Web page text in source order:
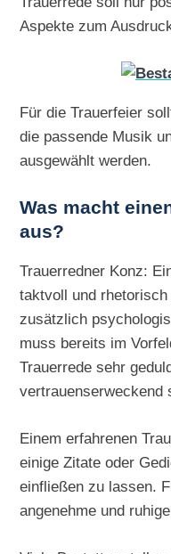
Aspekte zum
Für die Trauerfeier
die passende Musik
ausgewählt werden.
Was macht
aus?
Trauerredner Konz:
taktvoll und
zusätzlich
muss bereits im
Trauerrede sehr
vertrauenserweckend
Einem erfahrenen
einige Zitate oder
einfließen zu lassen.
angenehme und